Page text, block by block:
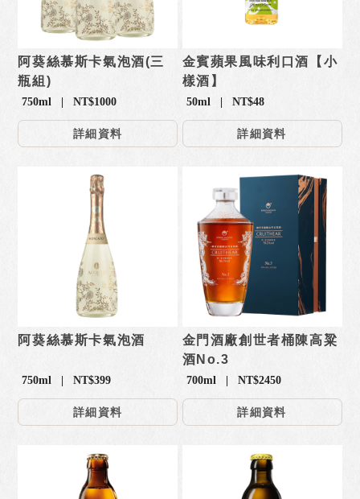
阿葵絲慕斯卡氣泡酒(三
瓶組)
750ml | NT$1000
詳細資料
金賓蘋果風味利口酒【小
樣酒】
50ml | NT$48
詳細資料
阿葵絲慕斯卡氣泡酒
750ml | NT$399
詳細資料
金門酒廠創世者桶陳高粱
酒No.3
700ml | NT$2450
詳細資料